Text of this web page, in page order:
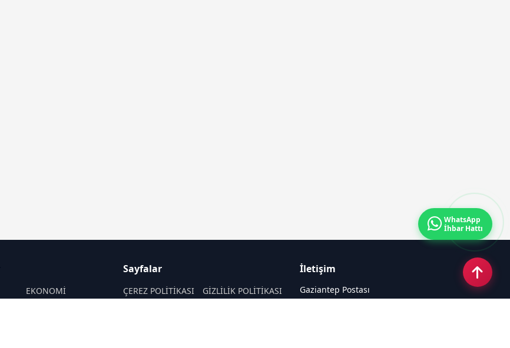
EKONOMİ
Sayfalar
ÇEREZ POLİTİKASI
GİZLİLİK POLİTİKASI
İletişim
Gaziantep Postası
WhatsApp
İhbar Hattı